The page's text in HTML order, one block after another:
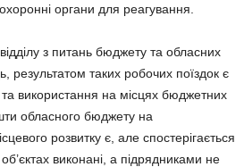
органи для реагування.
з питань бюджету та обласних
результатом таких робочих поїздок є
використання на місцях бюджетних
обласного бюджету на
розвитку є, але спостерігається
виконані, а підрядниками не